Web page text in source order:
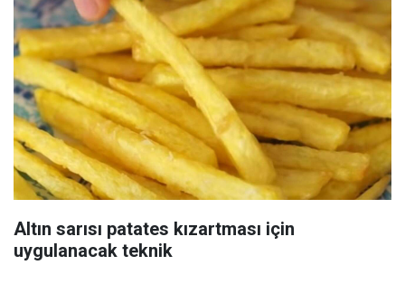
Altın sarısı patates kızartması için
uygulanacak teknik